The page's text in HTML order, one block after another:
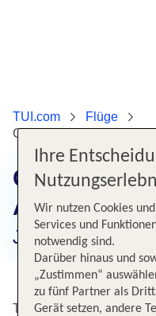
TUI.com
Flüge
Günstige Flüge von
Günstige
Amsterdam
Jetzt
Top Angebote von
Ihre
Wir nutzen Cookies
Services und
notwendig sind.
Darüber hinaus und
„Zustimmen“
zu fünf Partner als
Gerät setzen, andere